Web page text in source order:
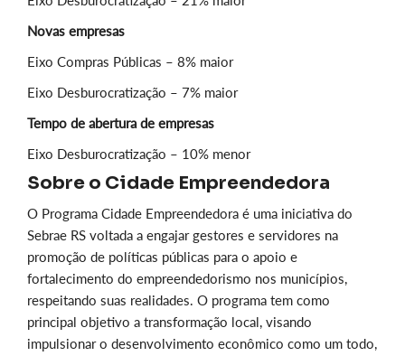
Novas empresas
Eixo Compras Públicas – 8% maior
Eixo Desburocratização – 7% maior
Tempo de abertura de empresas
Eixo Desburocratização – 10% menor
Sobre o Cidade Empreendedora
O Programa Cidade Empreendedora é uma iniciativa do
Sebrae RS voltada a engajar gestores e servidores na
promoção de políticas públicas para o apoio e
fortalecimento do empreendedorismo nos municípios,
respeitando suas realidades. O programa tem como
principal objetivo a transformação local, visando
impulsionar o desenvolvimento econômico como um todo,